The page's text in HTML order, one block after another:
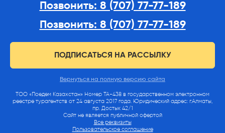
Позвонить: 8 (707) 77-77-189
Позвонить: 8 (707) 77-77-189
ПОДПИСАТЬСЯ НА РАССЫЛКУ
Вернуться на полную версию сайта
ТОО «Поедем Казахстан» Номер ТА-438 в государственном электронном
реестре турагентств от 24 августа 2017 года. Юридический адрес: г.Алматы,
пр. Достык 42/1
Сайт не является публичной офертой
Все реквизиты
Пользовательское соглашение